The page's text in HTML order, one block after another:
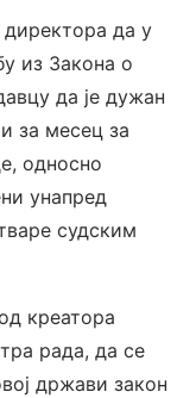
да у
из Закона о
да је дужан
за месец за
односно
унапред
судским
креатора
рада, да се
држави закон